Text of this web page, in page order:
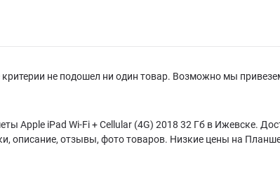
не подошел ни один товар. Возможно мы
Apple iPad Wi-Fi + Cellular (4G) 2018 32 Гб в Ижевске.
описание, отзывы, фото товаров. Низкие цены на